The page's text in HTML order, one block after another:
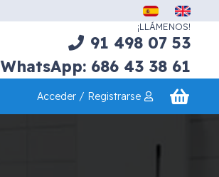
¡LLÁMENOS!
91 498 07 53
WhatsApp: 686 43 38 61
Acceder / Registrarse